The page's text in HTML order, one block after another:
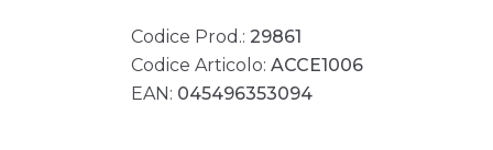
Codice Prod.: 29861
Codice Articolo: ACCE1006
EAN: 045496353094